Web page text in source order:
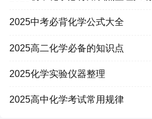
2025中考必背化学公式大全
2025高二化学必备的知识点
2025化学实验仪器整理
2025高中化学考试常用规律